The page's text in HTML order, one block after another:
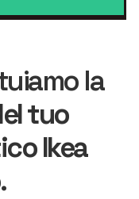
la
tuo
Ikea